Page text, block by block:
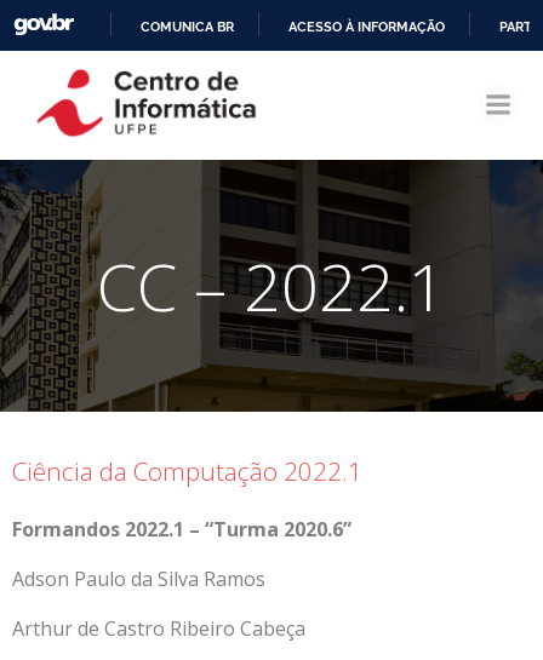
CONTEÚDO
COMUNICA BR ACESSO À INFORMAÇÃO
CC – 2022.1
Ciência da Computação 2022.1
Formandos 2022.1 – “Turma 2020.6”
Adson Paulo da Silva Ramos
Arthur de Castro Ribeiro Cabeça